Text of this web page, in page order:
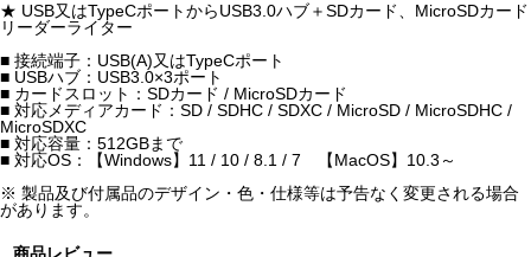
★ USB又はTypeCポートからUSB3.0ハブ＋SDカード、MicroSDカード
リーダーライター
■ 接続端子：USB(A)又はTypeCポート
■ USBハブ：USB3.0×3ポート
■ カードスロット：SDカード / MicroSDカード
■ 対応メディアカード：SD / SDHC / SDXC / MicroSD / MicroSDHC /
MicroSDXC
■ 対応容量：512GBまで
■ 対応OS：【Windows】11 / 10 / 8.1 / 7 【MacOS】10.3～
※ 製品及び付属品のデザイン・色・仕様等は予告なく変更される場合
があります。
商品レビュー